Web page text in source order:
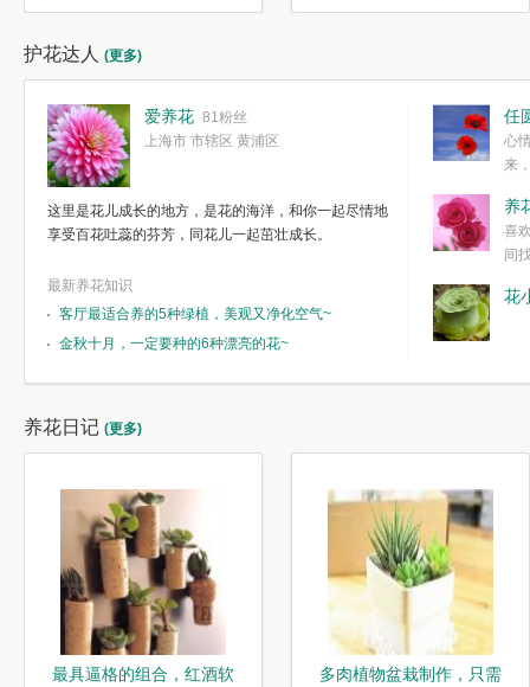
护花达人 (更多)
爱养花 81粉丝
上海市 市辖区 黄浦区
这里是花儿成长的地方，是花的海洋，和你一起尽情地
享受百花吐蕊的芬芳，同花儿一起茁壮成长。
最新养花知识
客厅最适合养的5种绿植，美观又净化空气~
金秋十月，一定要种的6种漂亮的花~
任
心
来
简单愉快的心
我们自己复杂
养
喜
间
花
养花日记 (更多)
最具逼格的组合，红酒软
多肉植物盆栽制作，只需